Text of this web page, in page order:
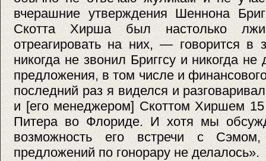
вчерашние утверждения Шеннона
Скотта Хирша был настолько
отреагировать на них, — говорится
никогда не звонил Бриггсу и никогда не
предложения, в том числе и
последний раз я виделся и
и [его менеджером] Скоттом Хиршем
Питера во Флориде. И хотя мы
возможность его встречи с Сэмом,
предложений по гонорару не делалось».